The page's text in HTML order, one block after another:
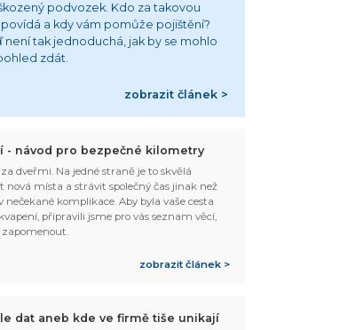
podvozek. Kdo za takovou
a kdy vám pomůže pojištění?
není tak jednoduchá, jak by se mohlo
zdát.
zobrazit článek >
- návod pro bezpečné kilometry
dveřmi. Na jedné straně je to skvělá
nová místa a strávit společný čas jinak než
komplikace. Aby byla vaše cesta
připravili jsme pro vás seznam věcí,
zobrazit článek >
dat aneb kde ve firmě tiše unikají